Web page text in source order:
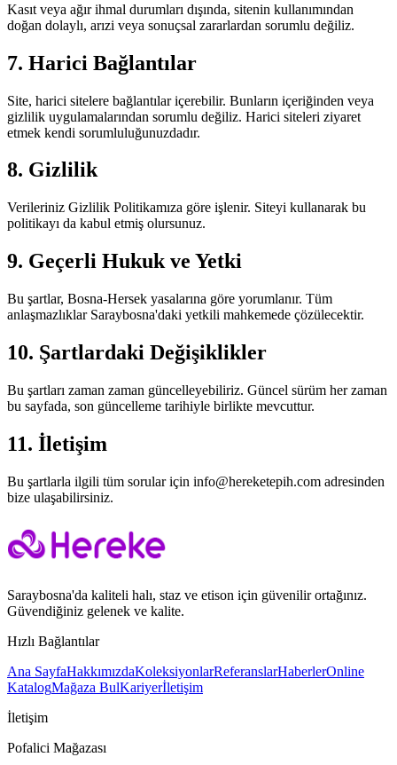
Kasıt veya ağır ihmal durumları dışında, sitenin kullanımından
doğan dolaylı, arızi veya sonuçsal zararlardan sorumlu değiliz.
7. Harici Bağlantılar
Site, harici sitelere bağlantılar içerebilir. Bunların içeriğinden veya
gizlilik uygulamalarından sorumlu değiliz. Harici siteleri ziyaret
etmek kendi sorumluluğunuzdadır.
8. Gizlilik
Verileriniz Gizlilik Politikamıza göre işlenir. Siteyi kullanarak bu
politikayı da kabul etmiş olursunuz.
9. Geçerli Hukuk ve Yetki
Bu şartlar, Bosna-Hersek yasalarına göre yorumlanır. Tüm
anlaşmazlıklar Saraybosna'daki yetkili mahkemede çözülecektir.
10. Şartlardaki Değişiklikler
Bu şartları zaman zaman güncelleyebiliriz. Güncel sürüm her zaman
bu sayfada, son güncelleme tarihiyle birlikte mevcuttur.
11. İletişim
Bu şartlarla ilgili tüm sorular için info@hereketepih.com adresinden
bize ulaşabilirsiniz.
Saraybosna'da kaliteli halı, staz ve etison için güvenilir ortağınız.
Güvendiğiniz gelenek ve kalite.
Hızlı Bağlantılar
Ana SayfaHakkımızdaKoleksiyonlarReferanslarHaberlerOnline
KatalogMağaza BulKariyerİletişim
İletişim
Pofalici Mağazası